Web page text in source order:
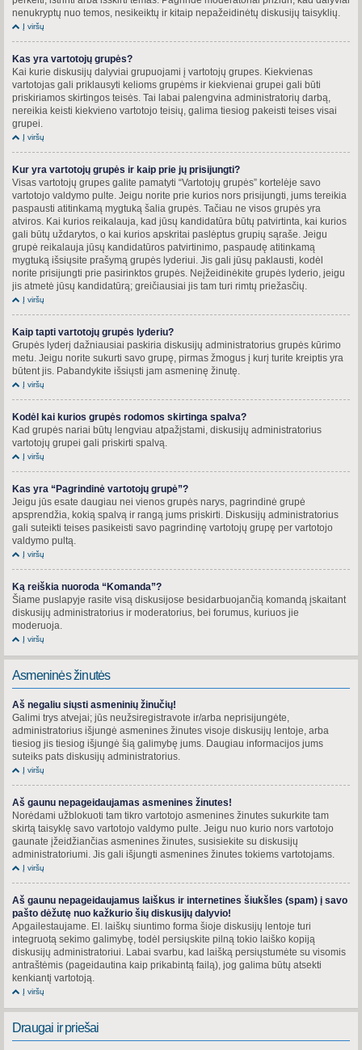
nenukryptų nuo temos, nesikeiktų ir kitaip nepažeidinėtų diskusijų taisyklių.
Į viršų
Kas yra vartotojų grupės?
Kai kurie diskusijų dalyviai grupuojami į vartotojų grupes. Kiekvienas
vartotojas gali priklausyti kelioms grupėms ir kiekvienai grupei gali būti
priskiriamos skirtingos teisės. Tai labai palengvina administratorių darbą,
nereikia keisti kiekvieno vartotojo teisių, galima tiesiog pakeisti teises visai
grupei.
Į viršų
Kur yra vartotojų grupės ir kaip prie jų prisijungti?
Visas vartotojų grupes galite pamatyti “Vartotojų grupės” kortelėje savo
vartotojo valdymo pulte. Jeigu norite prie kurios nors prisijungti, jums tereikia
paspausti atitinkamą mygtuką šalia grupės. Tačiau ne visos grupės yra
atviros. Kai kurios reikalauja, kad jūsų kandidatūra būtų patvirtinta, kai kurios
gali būtų uždarytos, o kai kurios apskritai paslėptus grupių sąraše. Jeigu
grupė reikalauja jūsų kandidatūros patvirtinimo, paspaudę atitinkamą
mygtuką išsiųsite prašymą grupės lyderiui. Jis gali jūsų paklausti, kodėl
norite prisijungti prie pasirinktos grupės. Neįžeidinėkite grupės lyderio, jeigu
jis atmetė jūsų kandidatūrą; greičiausiai jis tam turi rimtų priežasčių.
Į viršų
Kaip tapti vartotojų grupės lyderiu?
Grupės lyderį dažniausiai paskiria diskusijų administratorius grupės kūrimo
metu. Jeigu norite sukurti savo grupę, pirmas žmogus į kurį turite kreiptis yra
būtent jis. Pabandykite išsiųsti jam asmeninę žinutę.
Į viršų
Kodėl kai kurios grupės rodomos skirtinga spalva?
Kad grupės nariai būtų lengviau atpažįstami, diskusijų administratorius
vartotojų grupei gali priskirti spalvą.
Į viršų
Kas yra “Pagrindinė vartotojų grupė”?
Jeigu jūs esate daugiau nei vienos grupės narys, pagrindinė grupė
apsprendžia, kokią spalvą ir rangą jums priskirti. Diskusijų administratorius
gali suteikti teises pasikeisti savo pagrindinę vartotojų grupę per vartotojo
valdymo pultą.
Į viršų
Ką reiškia nuoroda “Komanda”?
Šiame puslapyje rasite visą diskusijose besidarbuojančią komandą įskaitant
diskusijų administratorius ir moderatorius, bei forumus, kuriuos jie
moderuoja.
Į viršų
Asmeninės žinutės
Aš negaliu siųsti asmeninių žinučių!
Galimi trys atvejai; jūs neužsiregistravote ir/arba neprisijungėte,
administratorius išjungė asmenines žinutes visoje diskusijų lentoje, arba
tiesiog jis tiesiog išjungė šią galimybę jums. Daugiau informacijos jums
suteiks pats diskusijų administratorius.
Į viršų
Aš gaunu nepageidaujamas asmenines žinutes!
Norėdami užblokuoti tam tikro vartotojo asmenines žinutes sukurkite tam
skirtą taisyklę savo vartotojo valdymo pulte. Jeigu nuo kurio nors vartotojo
gaunate įžeidžiančias asmenines žinutes, susisiekite su diskusijų
administratoriumi. Jis gali išjungti asmenines žinutes tokiems vartotojams.
Į viršų
Aš gaunu nepageidaujamus laiškus ir internetines šiukšles (spam) į savo
pašto dėžutę nuo kažkurio šių diskusijų dalyvio!
Apgailestaujame. El. laiškų siuntimo forma šioje diskusijų lentoje turi
integruotą sekimo galimybę, todėl persiųskite pilną tokio laiško kopiją
diskusijų administratoriui. Labai svarbu, kad laišką persiųstumėte su visomis
antraštėmis (pageidautina kaip prikabintą failą), jog galima būtų atsekti
kenkiantį vartotoją.
Į viršų
Draugai ir priešai